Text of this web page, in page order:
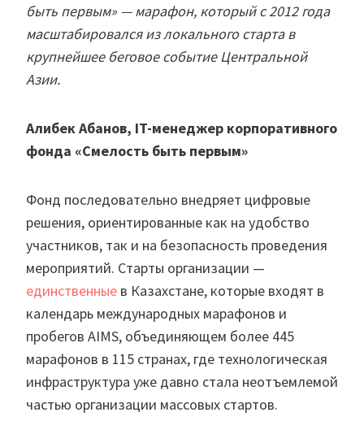
быть первым» — марафон, который с 2012 года
масштабировался из локального старта в
крупнейшее беговое событие Центральной
Азии.
Алибек Абанов, IT-менеджер корпоративного
фонда «Смелость быть первым»
Фонд последовательно внедряет цифровые
решения, ориентированные как на удобство
участников, так и на безопасность проведения
мероприятий. Старты организации —
единственные в Казахстане, которые входят в
календарь международных марафонов и
пробегов AIMS, объединяющем более 445
марафонов в 115 странах, где технологическая
инфраструктура уже давно стала неотъемлемой
частью организации массовых стартов.